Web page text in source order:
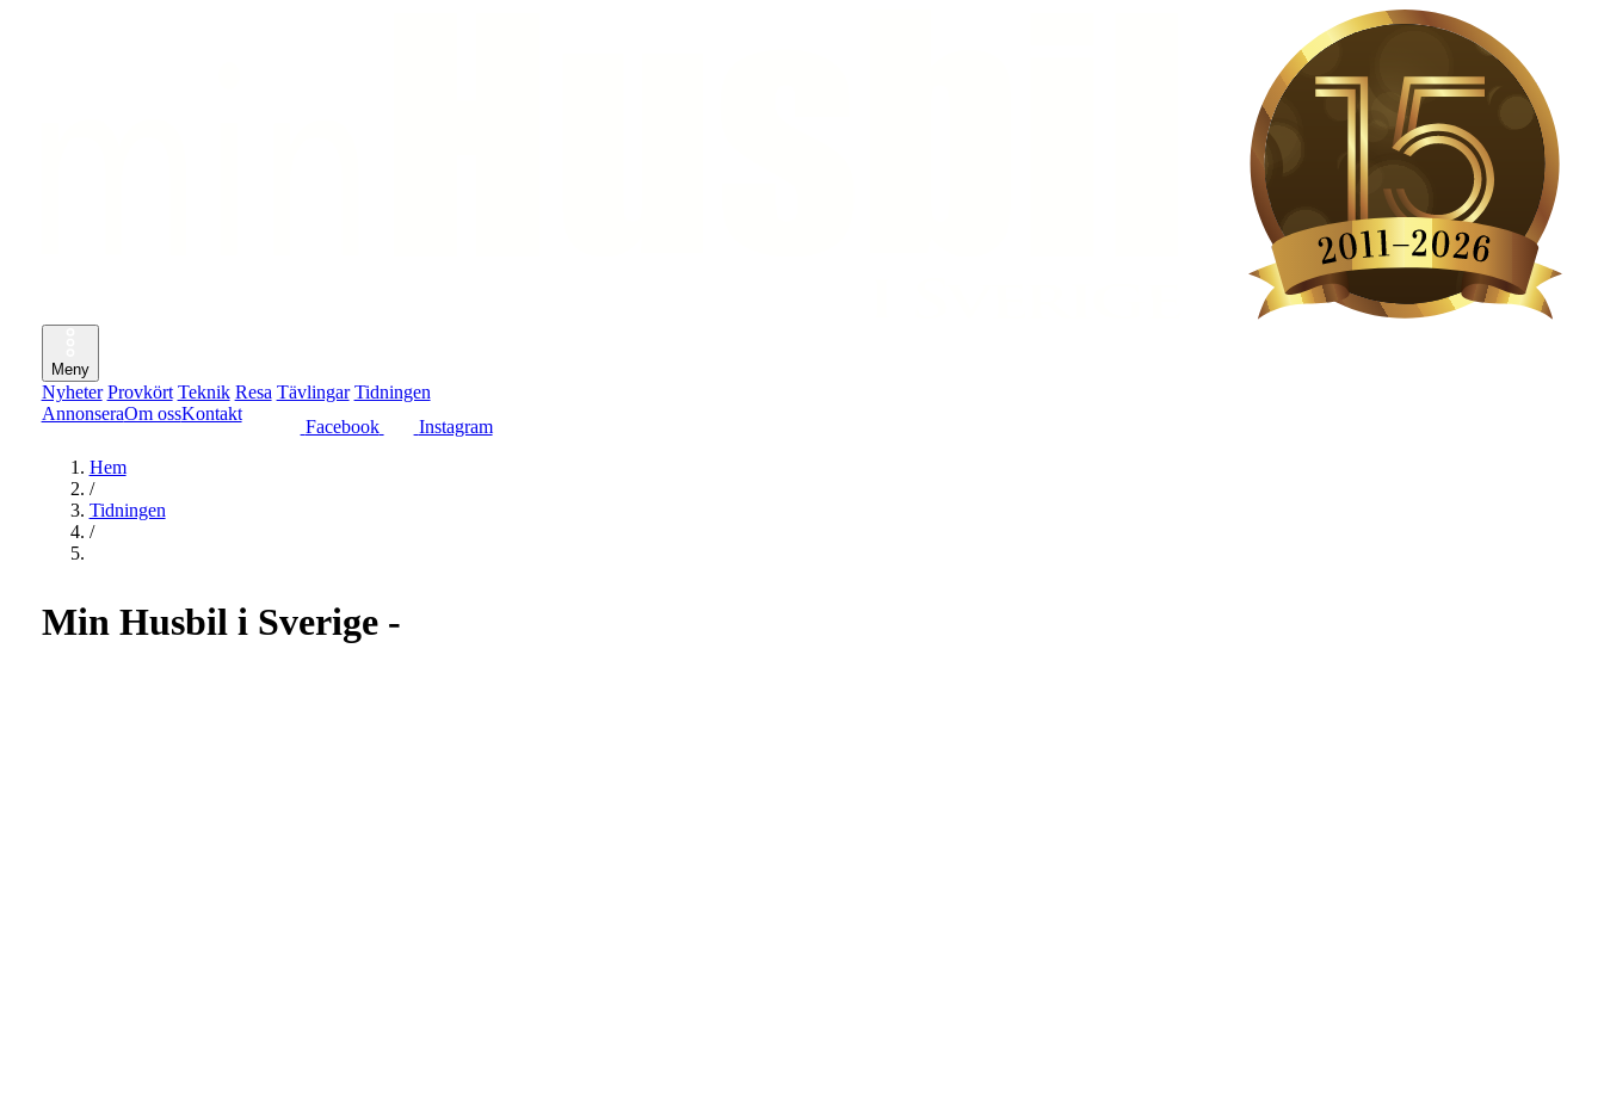
Meny
Nyheter Provkört Teknik Resa Tävlingar Tidningen
AnnonseraOm ossKontakt
Facebook
Instagram
Hem
/
Tidningen
/
Min Husbil i Sverige -